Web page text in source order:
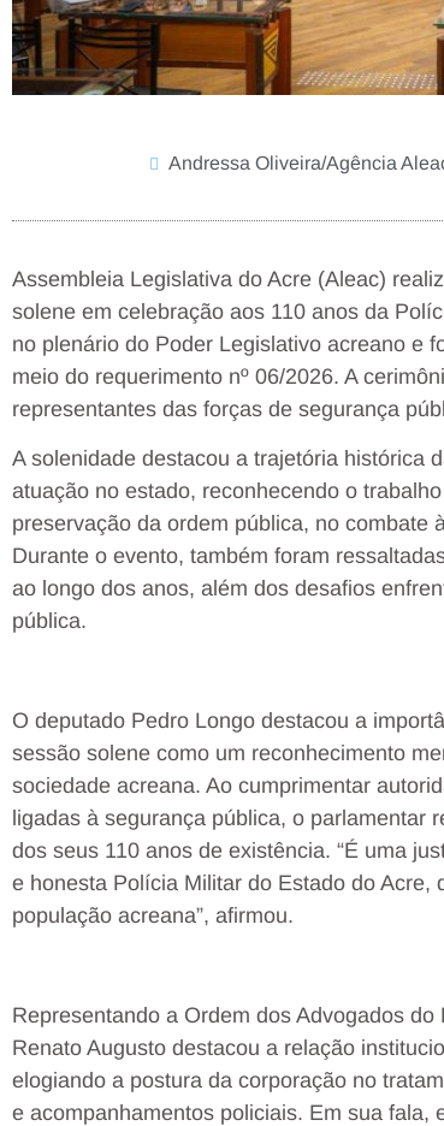
Andressa Oliveira/Agência
Assembleia Legislativa do Acre (Aleac)
solene em celebração aos 110 anos da
no plenário do Poder Legislativo acreano e
meio do requerimento nº 06/2026. A
representantes das forças de segurança
A solenidade destacou a trajetória histórica
atuação no estado, reconhecendo o
preservação da ordem pública, no combate
Durante o evento, também foram
ao longo dos anos, além dos desafios
pública.
O deputado Pedro Longo destacou a
sessão solene como um reconhecimento
sociedade acreana. Ao cumprimentar
ligadas à segurança pública, o parlamentar
dos seus 110 anos de existência. “É uma
e honesta Polícia Militar do Estado do
população acreana”, afirmou.
Representando a Ordem dos Advogados
Renato Augusto destacou a relação
elogiando a postura da corporação no
e acompanhamentos policiais. Em sua fala,